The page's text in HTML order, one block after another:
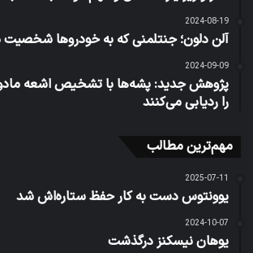
2024-08-19
آلن دلون؛ جنتلمنی که به خودروها شخصیت
2024-09-09
پژوهش جدید: پشه‌ها با تشخیص اشعه
را ردیابی می‌کنند
مهم‌ترین مطالب
2025-07-11
یوونتوس دست به کار حفظ ستاره‌اش شد
2024-10-07
یوهان نیسکنز درگذشت